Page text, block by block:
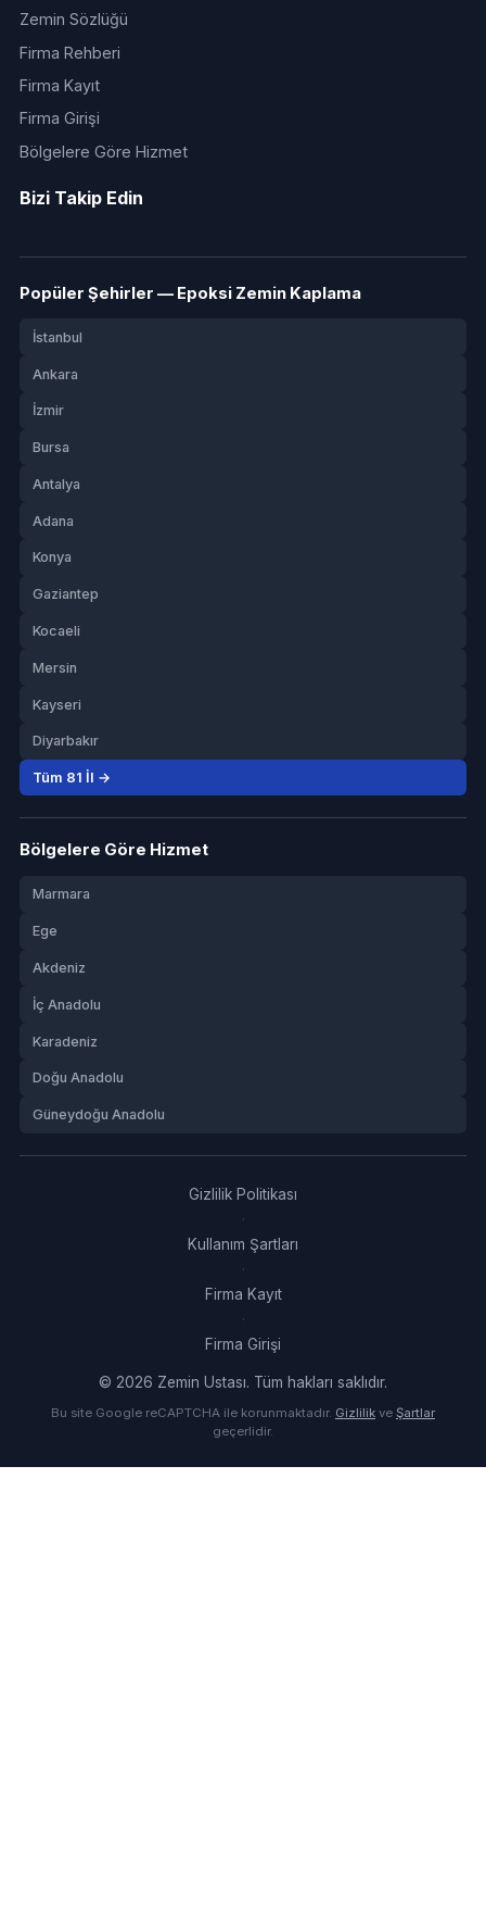
Zemin Sözlüğü
Firma Rehberi
Firma Kayıt
Firma Girişi
Bölgelere Göre Hizmet
Bizi Takip Edin
Popüler Şehirler — Epoksi Zemin Kaplama
İstanbul
Ankara
İzmir
Bursa
Antalya
Adana
Konya
Gaziantep
Kocaeli
Mersin
Kayseri
Diyarbakır
Tüm 81 İl →
Bölgelere Göre Hizmet
Marmara
Ege
Akdeniz
İç Anadolu
Karadeniz
Doğu Anadolu
Güneydoğu Anadolu
Gizlilik Politikası
·
Kullanım Şartları
·
Firma Kayıt
·
Firma Girişi
© 2026 Zemin Ustası. Tüm hakları saklıdır.
Bu site Google reCAPTCHA ile korunmaktadır. Gizlilik ve Şartlar
geçerlidir.